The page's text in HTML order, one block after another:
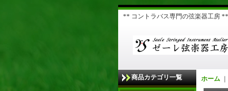
** コントラバス専門の弦楽器工房 **
商品カテゴリ一覧 ホーム ｜